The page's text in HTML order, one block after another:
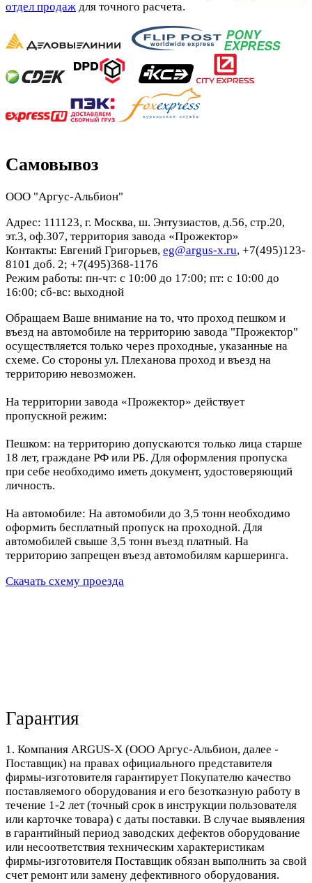
отдел продаж для точного расчета.
Самовывоз
ООО "Аргус-Альбион"
Адрес: 111123, г. Москва, ш. Энтузиастов, д.56, стр.20,
эт.3, оф.307, территория завода «Прожектор»
Контакты: Евгений Григорьев, eg@argus-x.ru, +7(495)123-
8101 доб. 2; +7(495)368-1176
Режим работы: пн-чт: с 10:00 до 17:00; пт: с 10:00 до
16:00; сб-вс: выходной
Обращаем Ваше внимание на то, что проход пешком и
въезд на автомобиле на территорию завода "Прожектор"
осуществляется только через проходные, указанные на
схеме. Со стороны ул. Плеханова проход и въезд на
территорию невозможен.
На территории завода «Прожектор» действует
пропускной режим:
Пешком: на территорию допускаются только лица старше
18 лет, граждане РФ или РБ. Для оформления пропуска
при себе необходимо иметь документ, удостоверяющий
личность.
На автомобиле: На автомобили до 3,5 тонн необходимо
оформить бесплатный пропуск на проходной. Для
автомобилей свыше 3,5 тонн въезд платный. На
территорию запрещен въезд автомобилям каршеринга.
Скачать схему проезда
Гарантия
1. Компания ARGUS-X (ООО Аргус-Альбион, далее -
Поставщик) на правах официального представителя
фирмы-изготовителя гарантирует Покупателю качество
поставляемого оборудования и его безотказную работу в
течение 1-2 лет (точный срок в инструкции пользователя
или карточке товара) с даты поставки. В случае выявления
в гарантийный период заводских дефектов оборудование
или несоответствия техническим характеристикам
фирмы-изготовителя Поставщик обязан выполнить за свой
счет ремонт или замену дефективного оборудования.